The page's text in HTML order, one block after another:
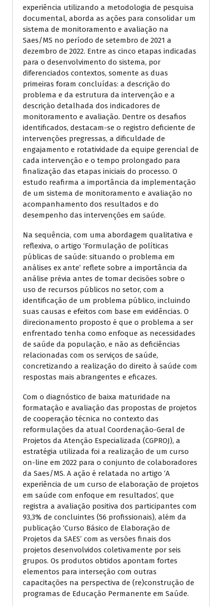
experiência utilizando a metodologia de pesquisa
documental, aborda as ações para consolidar um
sistema de monitoramento e avaliação na
Saes/MS no período de setembro de 2021 a
dezembro de 2022. Entre as cinco etapas indicadas
para o desenvolvimento do sistema, por
diferenciados contextos, somente as duas
primeiras foram concluídas: a descrição do
problema e da estrutura da intervenção e a
descrição detalhada dos indicadores de
monitoramento e avaliação. Dentre os desafios
identificados, destacam-se o registro deficiente de
intervenções pregressas, a dificuldade de
engajamento e rotatividade da equipe gerencial de
cada intervenção e o tempo prolongado para
finalização das etapas iniciais do processo. O
estudo reafirma a importância da implementação
de um sistema de monitoramento e avaliação no
acompanhamento dos resultados e do
desempenho das intervenções em saúde.
Na sequência, com uma abordagem qualitativa e
reflexiva, o artigo ‘Formulação de políticas
públicas de saúde: situando o problema em
análises ex ante’ reflete sobre a importância da
análise prévia antes de tomar decisões sobre o
uso de recursos públicos no setor, com a
identificação de um problema público, incluindo
suas causas e efeitos com base em evidências. O
direcionamento proposto é que o problema a ser
enfrentado tenha como enfoque as necessidades
de saúde da população, e não as deficiências
relacionadas com os serviços de saúde,
concretizando a realização do direito à saúde com
respostas mais abrangentes e eficazes.
Com o diagnóstico de baixa maturidade na
formatação e avaliação das propostas de projetos
de cooperação técnica no contexto das
reformulações da atual Coordenação-Geral de
Projetos da Atenção Especializada (CGPROJ), a
estratégia utilizada foi a realização de um curso
on-line em 2022 para o conjunto de colaboradores
da Saes/MS. A ação é relatada no artigo ‘A
experiência de um curso de elaboração de projetos
em saúde com enfoque em resultados’, que
registra a avaliação positiva dos participantes com
93,3% de concluintes (56 profissionais), além da
publicação ‘Curso Básico de Elaboração de
Projetos da SAES’ com as versões finais dos
projetos desenvolvidos coletivamente por seis
grupos. Os produtos obtidos apontam fortes
elementos para interseção com outras
capacitações na perspectiva de (re)construção de
programas de Educação Permanente em Saúde.